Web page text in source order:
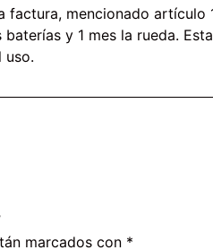
mencionado artículo
y 1 mes la rueda.
uso.
marcados con *